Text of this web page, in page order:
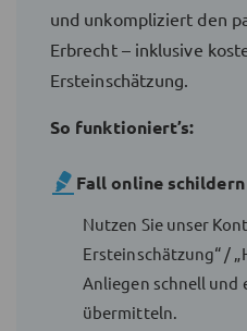
und unkompliziert den
Erbrecht – inklusive
Ersteinschätzung.
So funktioniert’s:
Fall online schildern
Nutzen Sie unser
Ersteinschätzung“ /
Anliegen schnell und
übermitteln.